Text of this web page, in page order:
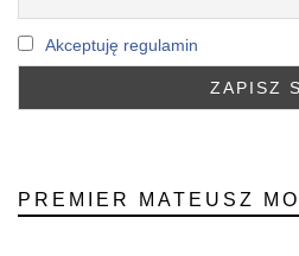
Akceptuję regulamin
PREMIER MATEUSZ